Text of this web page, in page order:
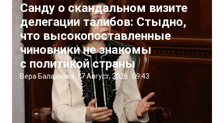
Санду о скандальном визите
делегации талибов: Стыдно,
что высокопоставленные
чиновники не знакомы
с политикой страны
Вера Балахнова 7 Август, 2026 09:43